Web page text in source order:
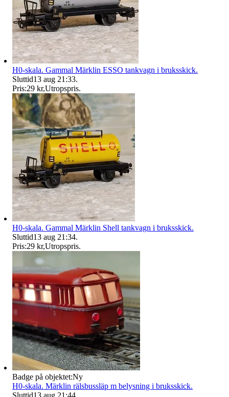
H0-skala. Gammal Märklin ESSO tankvagn i bruksskick.
Sluttid13 aug 21:33.
Pris:29 kr,Utropspris.
H0-skala. Gammal Märklin Shell tankvagn i bruksskick.
Sluttid13 aug 21:34.
Pris:29 kr,Utropspris.
Badge på objektet:Ny
H0-skala. Märklin rälsbussläp m belysning i bruksskick.